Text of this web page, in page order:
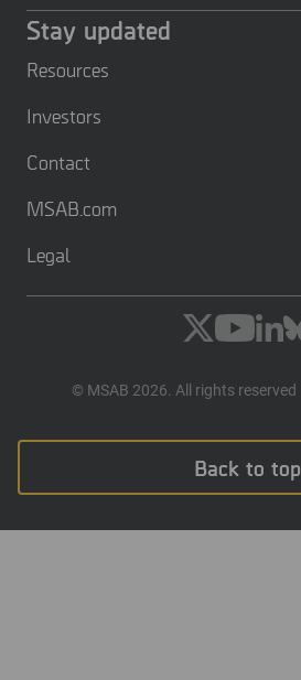
Stay updated
Resources
Investors
Contact
MSAB.com
Legal
© MSAB 2026. All rights reserved
Back to top